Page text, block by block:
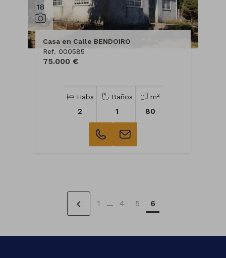
18
Casa en Calle BENDOIRO
Ref. 000585
75.000 €
Habs
2
Baños
1
m2
80
chevron_left 1 ... 4 5 6